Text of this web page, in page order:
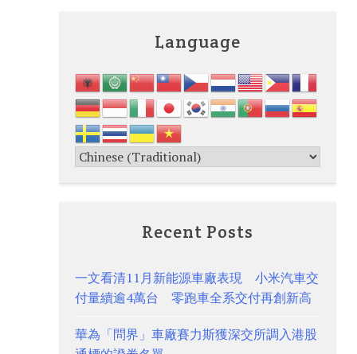
Language
Recent Posts
一文看清11月新能源車廠表現 小米汽車交
付量續逾4萬台 零跑車全系交付再創新高
華為「問界」車廠賽力斯獲深交所調入港股